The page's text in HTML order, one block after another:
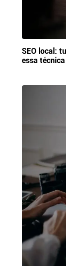
SEO local:
essa técnica